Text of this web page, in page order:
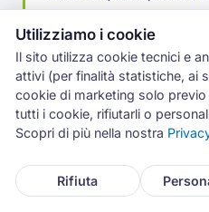
raccordo del tubo di
allentato. Serraggio,
ciclo di prova: macchina
sostituire componenti.
Pompa di scarico
Caltagirone
Utilizziamo i cookie
Il sito utilizza cookie tecnici e
attivi (per finalità statistiche, ai
cookie di marketing solo
tutti i cookie, rifiutarli o
Scopri di più nella nostra
Rifiuta